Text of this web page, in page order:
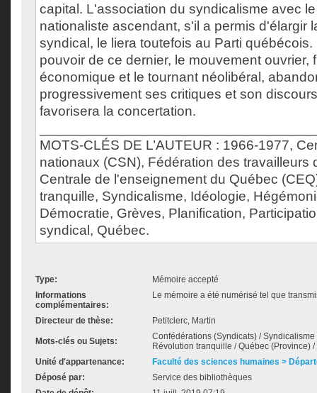
capital. L'association du syndicalisme avec
nationaliste ascendant, s'il a permis d'élargir
syndical, le liera toutefois au Parti
pouvoir de ce dernier, le mouvement ouvrier,
économique et le tournant néolibéral,
progressivement ses critiques et son
favorisera la concertation.
MOTS-CLÉS DE L’AUTEUR : 1966-1977,
nationaux (CSN), Fédération des travailleurs
Centrale de l'enseignement du Québec
tranquille, Syndicalisme, Idéologie,
Démocratie, Grèves, Planification,
syndical, Québec.
Type:
Mémoire accepté
Informations
complémentaires:
Le mémoire a été numérisé tel que
Directeur de thèse: Petitclerc, Martin
Mots-clés ou Sujets:
Confédérations (Syndicats) /
Révolution tranquille / Québec (Province)
Unité d'appartenance:
Faculté des sciences humaines >
Déposé par:
Service des bibliothèques